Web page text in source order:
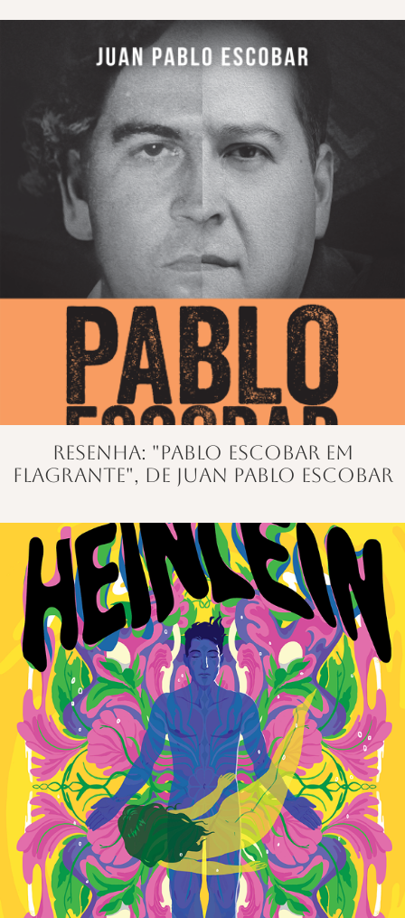
Resenha: "Pablo Escobar Em
Flagrante", de Juan Pablo Escobar